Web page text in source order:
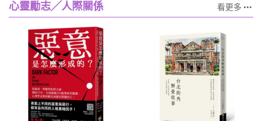
心靈勵志╱人際關係 看更多